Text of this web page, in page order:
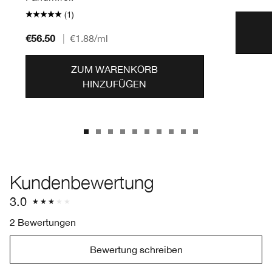
(1)
€56.50 €1.88/ml
ZUM WARENKORB
HINZUFÜGEN
Kundenbewertung
3.0
2 Bewertungen
Bewertung schreiben